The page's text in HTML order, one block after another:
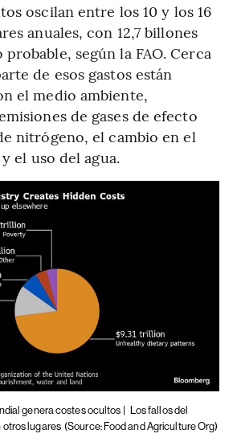
oscilan entre los 10 y los 16
anuales, con 12,7 billones
según la FAO. Cerca
de esos gastos están
el medio ambiente,
de gases de efecto
nitrógeno, el cambio en el
el uso del agua.
genera costes ocultos |
Los fallos del
otros lugares (Source: Food and Agriculture Org)